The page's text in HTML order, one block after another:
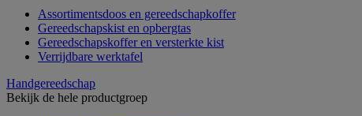
Assortimentsdoos en gereedschapkoffer
Gereedschapskist en opbergtas
Gereedschapskoffer en versterkte kist
Verrijdbare werktafel
Handgereedschap
Bekijk de hele productgroep